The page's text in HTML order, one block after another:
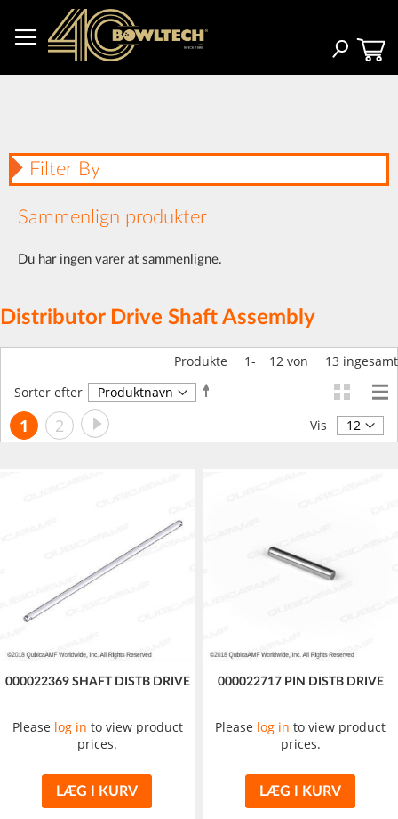
Content
Search
Distributor Drive Shaft Assembly
Produkte 1- 12 von 13 ingesamt
Sorter efter
Faldende
Side
Du
1 Side
2 Side
Videre Vis
000022369 SHAFT DISTB DRIVE
Please log in to view product
prices.
LÆG I KURV
000022717 PIN DISTB DRIVE
Please log in to view product
prices.
LÆG I KURV
Filter By
Sammenlign produkter
Du har ingen varer at sammenligne.